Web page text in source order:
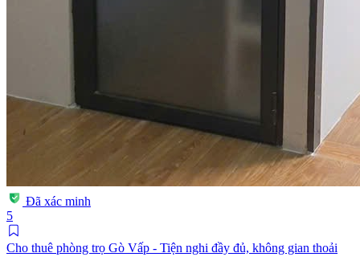
Đã xác minh
5
Cho thuê phòng trọ Gò Vấp - Tiện nghi đầy đủ, không gian thoải